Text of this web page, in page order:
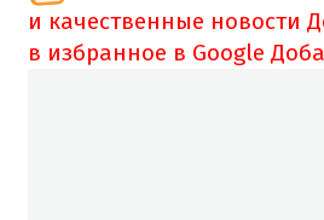
и качественные новости
в избранное в Google